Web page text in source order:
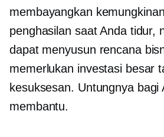
membayangkan
penghasilan saat Anda tidur,
dapat menyusun rencana
memerlukan investasi besar
kesuksesan. Untungnya
membantu.